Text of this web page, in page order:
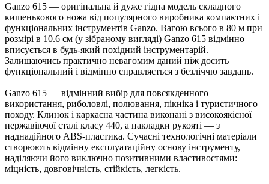
Ganzo 615 — оригінальна й дуже гідна модель складного
кишенькового ножа від популярного виробника компактних і
функціональних інструментів Ganzo. Вагою всього в 80 м при
розмірі в 10.6 см (у зібраному вигляді) Ganzo 615 відмінно
вписується в будь-який похідний інструментарій.
Залишаючись практично невагомим даний ніж досить
функціональний і відмінно справляється з безліччю завдань.
Ganzo 615 — відмінний вибір для повсякденного
використання, риболовлі, полювання, пікніка і туристичного
походу. Клинок і каркасна частина виконані з високоякісної
нержавіючої сталі класу 440, а накладки рукояті — з
наднадійного ABS-пластика. Сучасні технологічні матеріали
створюють відмінну експлуатаційну основу інструменту,
наділяючи його виключно позитивними властивостями:
міцність, довговічність, стійкість, легкість.